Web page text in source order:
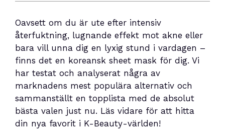
Oavsett om du är ute efter intensiv
återfuktning, lugnande effekt mot akne eller
bara vill unna dig en lyxig stund i vardagen –
finns det en koreansk sheet mask för dig. Vi
har testat och analyserat några av
marknadens mest populära alternativ och
sammanställt en topplista med de absolut
bästa valen just nu. Läs vidare för att hitta
din nya favorit i K-Beauty-världen!